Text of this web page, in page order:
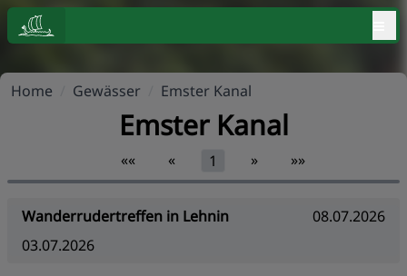
Home Gewässer Emster Kanal
Emster Kanal
«« « 1 » »»
Wanderrudertreffen in Lehnin
08.07.2026
03.07.2026